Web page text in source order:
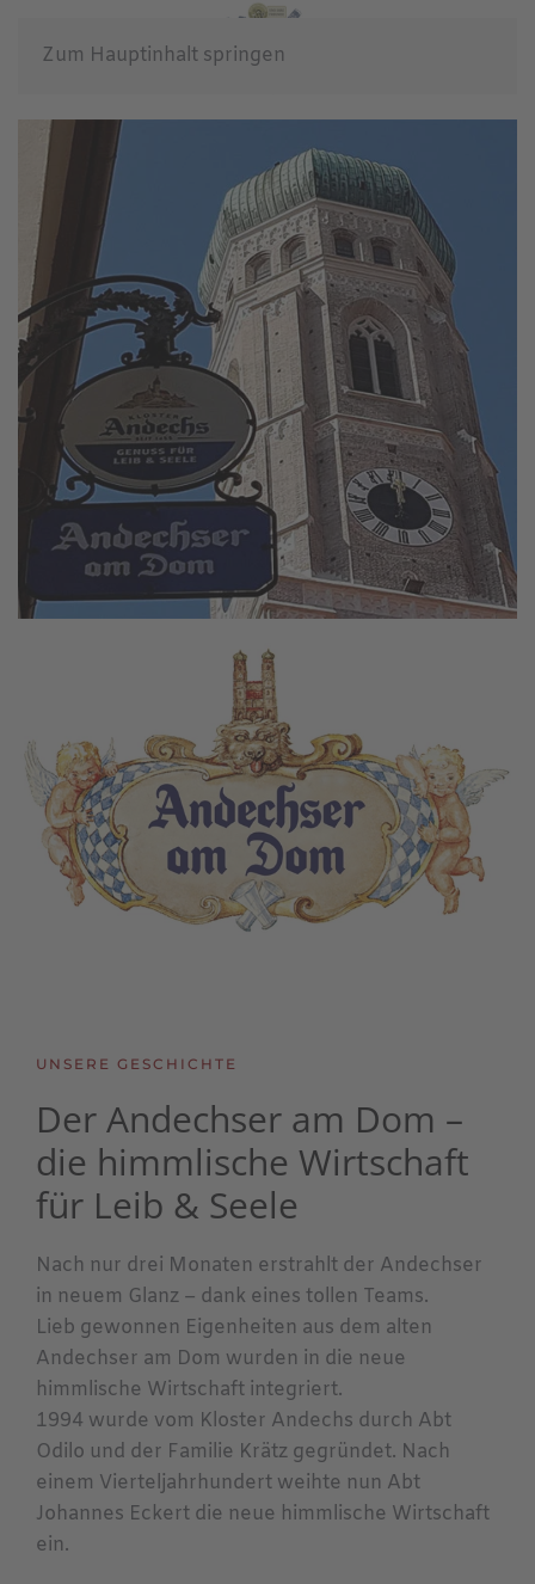
Zum Hauptinhalt springen
UNSERE GESCHICHTE
Der Andechser am Dom –
die himmlische Wirtschaft
für Leib & Seele
Nach nur drei Monaten erstrahlt der Andechser
in neuem Glanz – dank eines tollen Teams.
Lieb gewonnen Eigenheiten aus dem alten
Andechser am Dom wurden in die neue
himmlische Wirtschaft integriert.
1994 wurde vom Kloster Andechs durch Abt
Odilo und der Familie Krätz gegründet. Nach
einem Vierteljahrhundert weihte nun Abt
Johannes Eckert die neue himmlische Wirtschaft
ein.